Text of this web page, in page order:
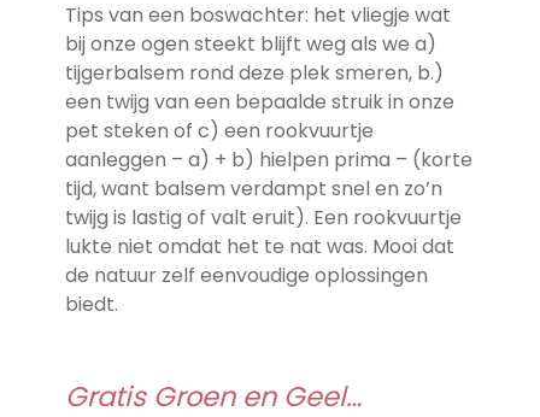
Tips van een boswachter: het vliegje wat
bij onze ogen steekt blijft weg als we a)
tijgerbalsem rond deze plek smeren, b.)
een twijg van een bepaalde struik in onze
pet steken of c) een rookvuurtje
aanleggen – a) + b) hielpen prima – (korte
tijd, want balsem verdampt snel en zo’n
twijg is lastig of valt eruit). Een rookvuurtje
lukte niet omdat het te nat was. Mooi dat
de natuur zelf eenvoudige oplossingen
biedt.
Gratis Groen en Geel…